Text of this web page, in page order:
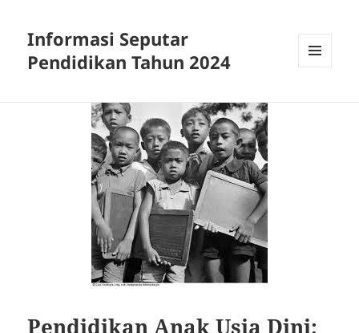
Informasi Seputar
Pendidikan Tahun 2024
Pendidikan Anak Usia Dini: